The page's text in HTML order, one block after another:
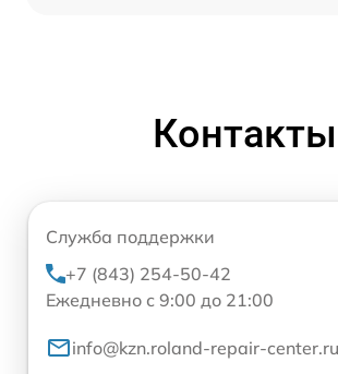
Контакты
Служба поддержки
+7 (843) 254-50-42
Ежедневно с 9:00 до 21:00
info@kzn.roland-repair-center.ru